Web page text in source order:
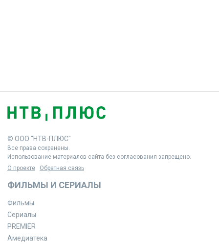
© ООО "НТВ-ПЛЮС"
Все права сохранены.
Использование материалов сайта без согласования запрещено.
О проекте
Обратная связь
ФИЛЬМЫ И СЕРИАЛЫ
Фильмы
Сериалы
PREMIER
Амедиатека